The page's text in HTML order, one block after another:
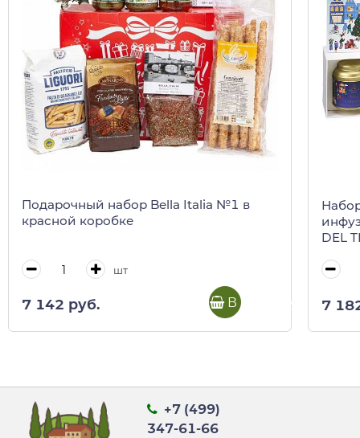
Подарочный набор Bella Italia №1 в
красной коробке
шт
7 142 руб. В корзину
DEL
7
+7 (499)
347-61-66